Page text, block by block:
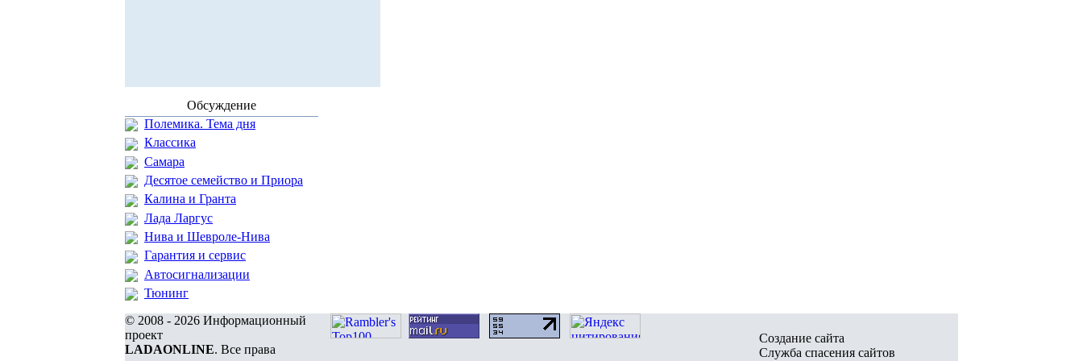
Обсуждение
Полемика. Тема дня
Классика
Самара
Десятое семейство и Приора
Калина и Гранта
Лада Ларгус
Нива и Шевроле-Нива
Гарантия и сервис
Автосигнализации
Тюнинг
© 2008 - 2026 Информационный
проект
LADAONLINE. Все права
Создание сайта
Служба спасения сайтов